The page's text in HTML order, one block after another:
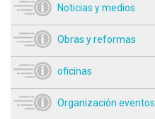
Noticias y medios
Obras y reformas
oficinas
Organización eventos